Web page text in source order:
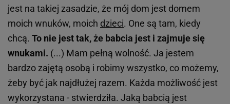
jest na takiej zasadzie, że mój dom jest domem
moich wnuków, moich dzieci. One są tam, kiedy
chcą. To nie jest tak, że babcia jest i zajmuje się
wnukami. (...) Mam pełną wolność. Ja jestem
bardzo zajętą osobą i robimy wszystko, co możemy,
żeby być jak najdłużej razem. Każda możliwość jest
wykorzystana - stwierdziła. Jaką babcią jest